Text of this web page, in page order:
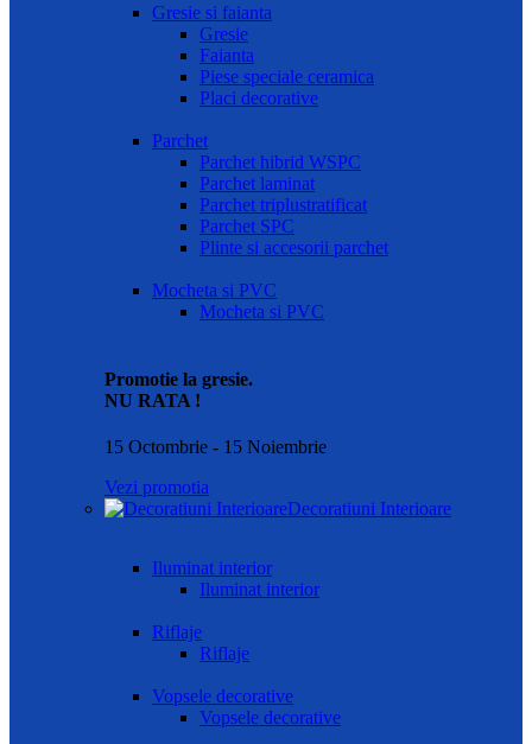
Gresie si faianta
Gresie
Faianta
Piese speciale ceramica
Placi decorative
Parchet
Parchet hibrid WSPC
Parchet laminat
Parchet triplustratificat
Parchet SPC
Plinte si accesorii parchet
Mocheta si PVC
Mocheta si PVC
Promotie la gresie.
NU RATA !
15 Octombrie - 15 Noiembrie
Vezi promotia
Decoratiuni Interioare
Iluminat interior
Iluminat interior
Riflaje
Riflaje
Vopsele decorative
Vopsele decorative